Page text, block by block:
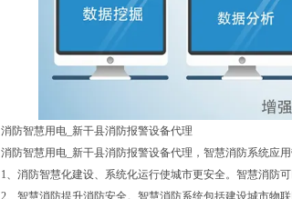
消防智慧用电_新干县消防报警设备代理
消防智慧用电_新干县消防报警设备代理，智慧消防系统应
1、消防智慧化建设、系统化运行使城市更安全。智慧消防
2、智慧消防提升消防安全。智慧消防系统包括建设城市物